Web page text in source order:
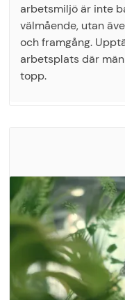
arbetsmiljö är inte
välmående, utan
och framgång.
arbetsplats där
topp.